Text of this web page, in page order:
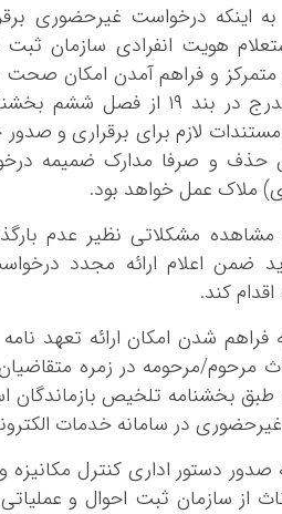
اینکه درخواست غیرحضوری
هویت انفرادی سازمان
متمرکز و فراهم آمدن امکان
مستندات لازم برای برقراری و
حذف و صرفا مدارک ضمیمه
ملاک عمل خواهد بود.
مشکلاتی نظیر عدم
ضمن اعلام ارائه مجدد
کند.
فراهم شدن امکان ارائه تعهد
مرحوم‏‏‏/مرحومه در زمره
طبق بخشنامه تلخیص
در سامانه خدمات
از سازمان ثبت احوال و